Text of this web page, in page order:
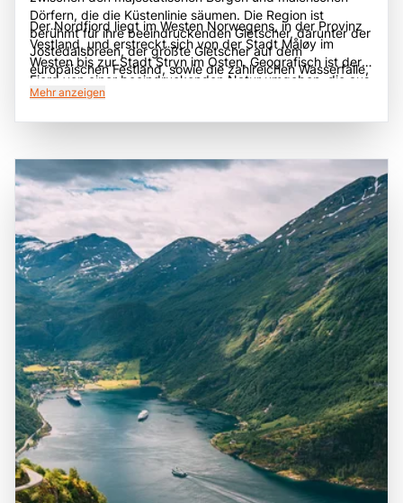
Dörfern, die die Küstenlinie säumen. Die Region ist
berühmt für ihre beeindruckenden Gletscher, darunter der
Jostedalsbreen, der größte Gletscher auf dem
europäischen Festland, sowie die zahlreichen Wasserfälle,
die in den Fjord stürzen. Besucher können eine Vielzahl
Angeln und Bootstouren, die es ermöglichen, die
auch eine reiche Geschichte, die bis in die Wikingerzeit
zurückreicht, und bietet zahlreiche kulturelle
Sehenswürdigkeiten, darunter alte Kirchen und historische
Stätten. Ein Besuch im Nordfjord ist eine hervorragende
Gelegenheit, die beeindruckende Natur zu genießen, die
lokale Kultur zu entdecken und unvergessliche
Erinnerungen in einer der schönsten Fjordlandschaften
Norwegens zu sammeln. Die Kombination aus
atemberaubender Landschaft, kulturellem Erbe und
vielfältigen Freizeitmöglichkeiten macht den Nordfjord zu
einem unvergesslichen Ziel für Reisende.
Der Nordfjord liegt im Westen Norwegens, in der Provinz
Vestland, und erstreckt sich von der Stadt Måløy im
Westen bis zur Stadt Stryn im Osten. Geografisch ist der
Fjord von einer beeindruckenden Natur umgeben, die aus
hohen Bergen, tiefen Tälern und einer Vielzahl von Flora
regelmäßige Verbindungen zu größeren Städten in
Norwegen bietet. Die zentrale Lage des Fjords macht ihn
zu einem idealen Ziel für Tagesausflüge oder als Teil einer
Erkundungstour durch die unberührte Natur
Westnorwegens. Die Kombination aus der
beeindruckenden Landschaft, der kulturellen Vielfalt und
der Vielzahl an Freizeitmöglichkeiten macht den Nordfjord
zu einem bereichernden Erlebnis für alle, die die
Faszination dieser einzigartigen Region entdecken
möchten.
Mehr anzeigen